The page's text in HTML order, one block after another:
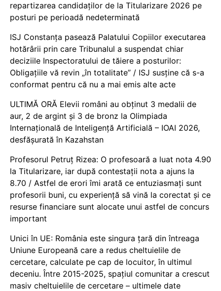
repartizarea candidaților de la Titularizare 2026 pe
posturi pe perioadă nedeterminată
ISJ Constanța pasează Palatului Copiilor executarea
hotărârii prin care Tribunalul a suspendat chiar
deciziile Inspectoratului de tăiere a posturilor:
Obligațiile vă revin „în totalitate” / ISJ susține că s-a
conformat pentru că nu a mai emis alte acte
ULTIMĂ ORĂ Elevii români au obținut 3 medalii de
aur, 2 de argint și 3 de bronz la Olimpiada
Internațională de Inteligență Artificială – IOAI 2026,
desfășurată în Kazahstan
Profesorul Petruț Rizea: O profesoară a luat nota 4.90
la Titularizare, iar după contestații nota a ajuns la
8.70 / Astfel de erori îmi arată ce entuziasmați sunt
profesorii buni, cu experiență să vină la corectat și ce
resurse financiare sunt alocate unui astfel de concurs
important
Unici în UE: România este singura țară din întreaga
Uniune Europeană care a redus cheltuielile de
cercetare, calculate pe cap de locuitor, în ultimul
deceniu. Între 2015-2025, spațiul comunitar a crescut
masiv cheltuielile de cercetare – ultimele date